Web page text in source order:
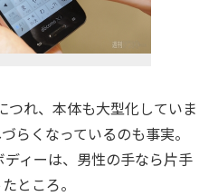
れ、本体も大型化していま
らくなっているのも事実。
ィーは、男性の手なら片手
ところ。